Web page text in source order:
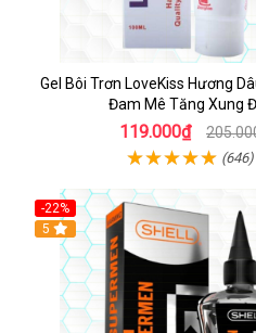
Gel Bôi Trơn LoveKiss Hương
Đam Mê Tăng Xung
119.000₫
(646)
-22%
5